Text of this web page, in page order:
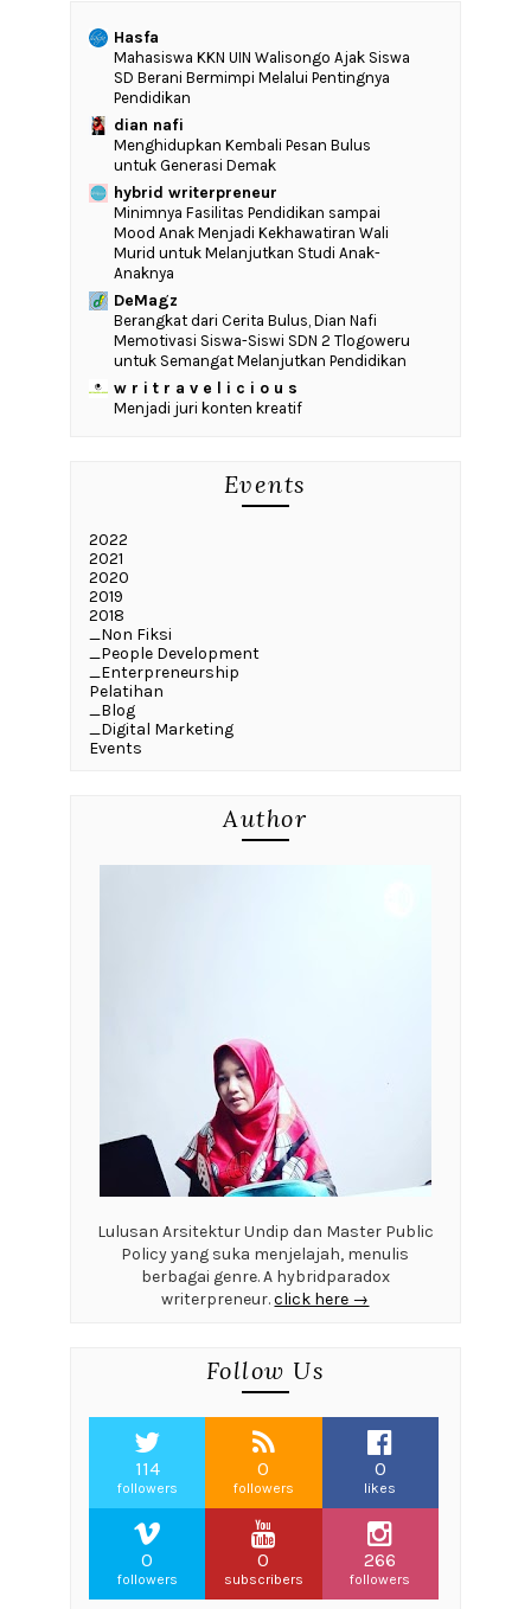
Hasfa
Mahasiswa KKN UIN Walisongo Ajak Siswa
SD Berani Bermimpi Melalui Pentingnya
Pendidikan
dian nafi
Menghidupkan Kembali Pesan Bulus
untuk Generasi Demak
hybrid writerpreneur
‎Minimnya Fasilitas Pendidikan sampai
Mood Anak Menjadi Kekhawatiran Wali
Murid untuk Melanjutkan Studi Anak-
Anaknya
DeMagz
‎Berangkat dari Cerita Bulus, Dian Nafi
Memotivasi Siswa-Siswi SDN 2 Tlogoweru
untuk Semangat Melanjutkan Pendidikan
w r i t r a v e l i c i o u s
Menjadi juri konten kreatif
Events
2022
2021
2020
2019
2018
_Non Fiksi
_People Development
_Enterpreneurship
Pelatihan
_Blog
_Digital Marketing
Events
Author
Lulusan Arsitektur Undip dan Master Public
Policy yang suka menjelajah, menulis
berbagai genre. A hybridparadox
writerpreneur.click here →
Follow Us
114
followers
0
followers
0
likes
0
followers
0
subscribers
266
followers